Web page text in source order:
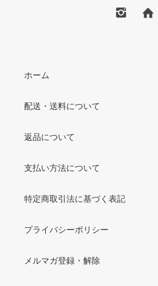
ホーム
配送・送料について
返品について
支払い方法について
特定商取引法に基づく表記
プライバシーポリシー
メルマガ登録・解除